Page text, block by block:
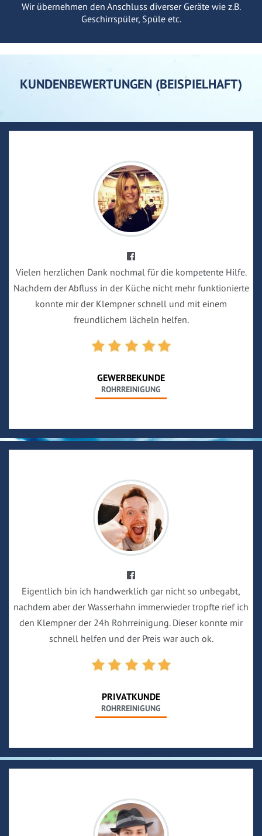
Wir übernehmen den Anschluss diverser Geräte wie z.B.
Geschirrspüler, Spüle etc.
KUNDENBEWERTUNGEN (BEISPIELHAFT)
Vielen herzlichen Dank nochmal für die kompetente Hilfe.
Nachdem der Abfluss in der Küche nicht mehr funktionierte
konnte mir der Klempner schnell und mit einem
freundlichem lächeln helfen.
GEWERBEKUNDE
ROHRREINIGUNG
Eigentlich bin ich handwerklich gar nicht so unbegabt,
nachdem aber der Wasserhahn immerwieder tropfte rief ich
den Klempner der 24h Rohrreinigung. Dieser konnte mir
schnell helfen und der Preis war auch ok.
PRIVATKUNDE
ROHRREINIGUNG